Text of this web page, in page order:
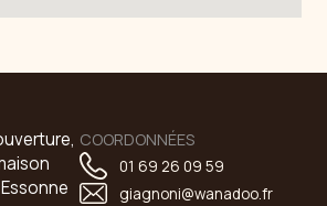
COORDONNÉES
01 69 26 09 59
giagnoni@wanadoo.fr